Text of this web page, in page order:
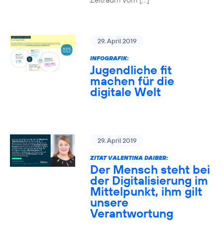
29. April 2019
INFOGRAFIK:
Jugendliche fit
machen für die
digitale Welt
29. April 2019
ZITAT VALENTINA DAIBER:
Der Mensch steht bei
der Digitalisierung im
Mittelpunkt, ihm gilt
unsere
Verantwortung